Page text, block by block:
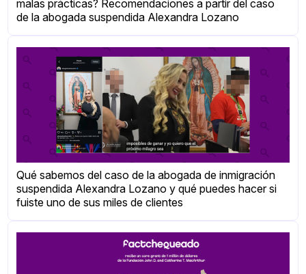
malas prácticas? Recomendaciones a partir del caso
de la abogada suspendida Alexandra Lozano
Qué sabemos del caso de la abogada de inmigración
suspendida Alexandra Lozano y qué puedes hacer si
fuiste uno de sus miles de clientes